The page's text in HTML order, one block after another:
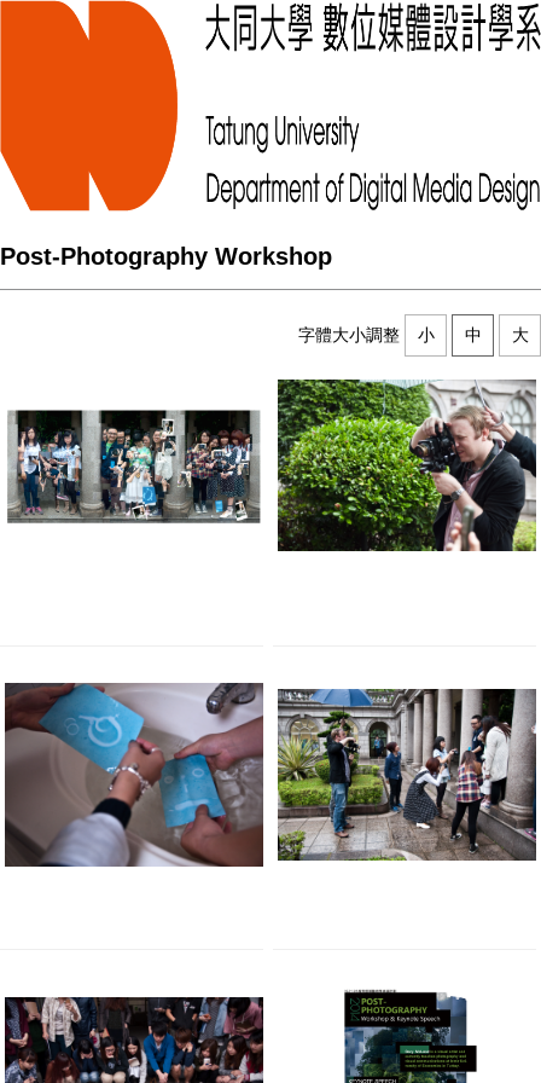
Post-Photography Workshop
字體大小調整 小 中 大